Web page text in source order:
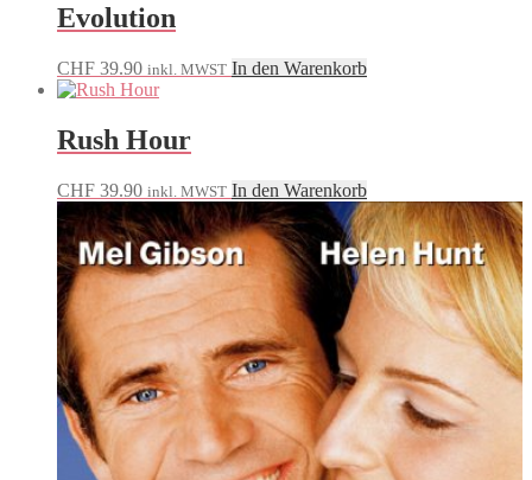
Evolution
CHF 39.90 inkl. MWST In den Warenkorb
Rush Hour
CHF 39.90 inkl. MWST In den Warenkorb